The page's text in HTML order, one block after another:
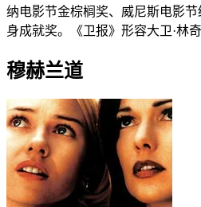
纳电影节金棕榈奖、威尼斯电影
身成就奖。《卫报》形容大卫·林
穆赫兰道